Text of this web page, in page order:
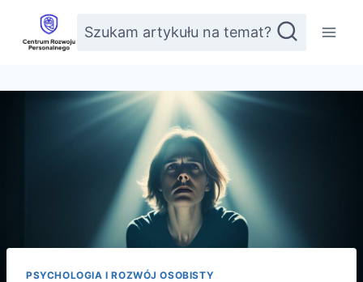
Przejdź
treści
Szukam artykułu na temat?
PSYCHOLOGIA I ROZWÓJ OSOBISTY